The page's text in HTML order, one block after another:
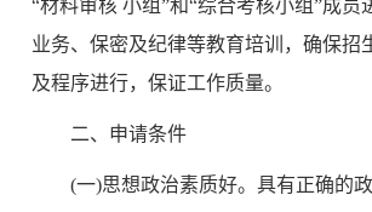
“材料审核 小组”和“综合考核小组”成员
业务、保密及纪律等教育培训，确保招
及程序进行，保证工作质量。
二、申请条件
(一)思想政治素质好。具有正确的